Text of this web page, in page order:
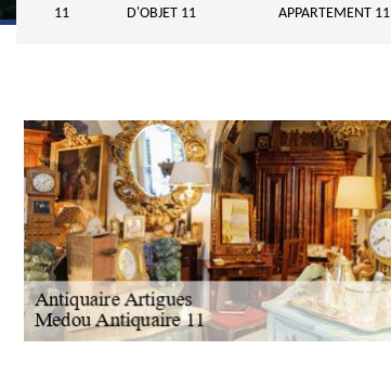
11
D'OBJET 11
APPARTEMENT 11